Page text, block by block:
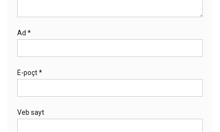
Ad *
E-poçt*
Veb sayt